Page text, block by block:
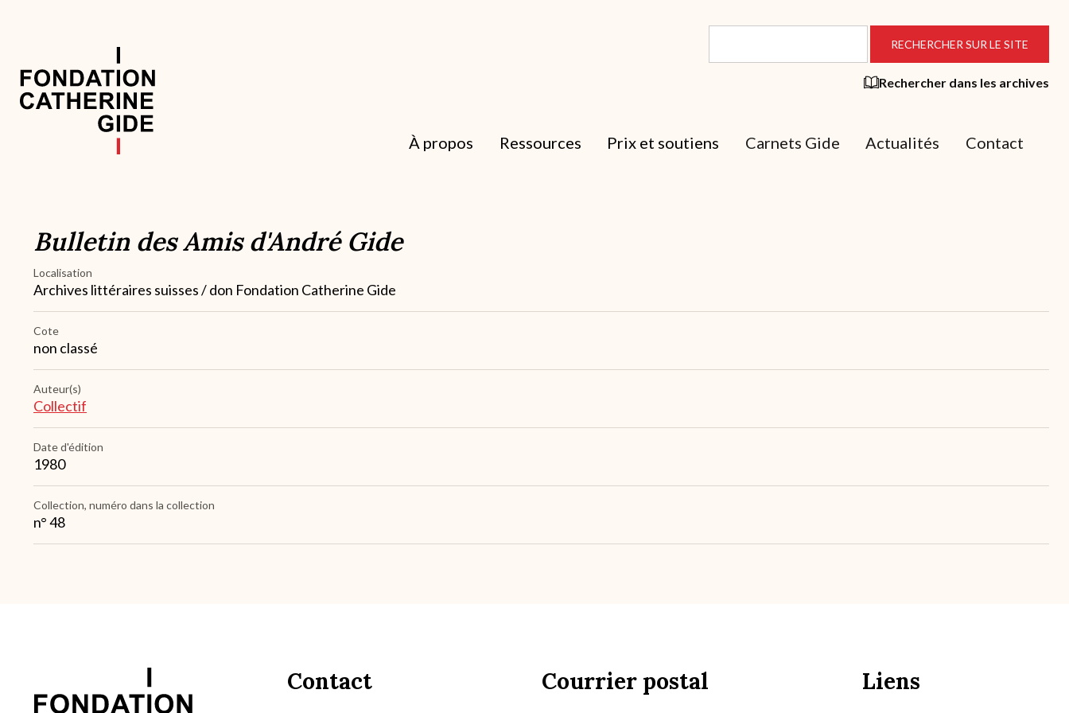
contenu
principal
Rechercher dans les archives
principale
À propos Ressources Prix et soutiens Carnets Gide Actualités Contact
Bulletin des Amis d'André Gide
Localisation
Archives littéraires suisses / don Fondation Catherine Gide
Cote
non classé
Auteur(s)
Collectif
Date d'édition
1980
Collection, numéro dans la collection
n° 48
Contact Courrier postal Liens